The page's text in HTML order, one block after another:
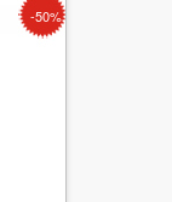
-50%